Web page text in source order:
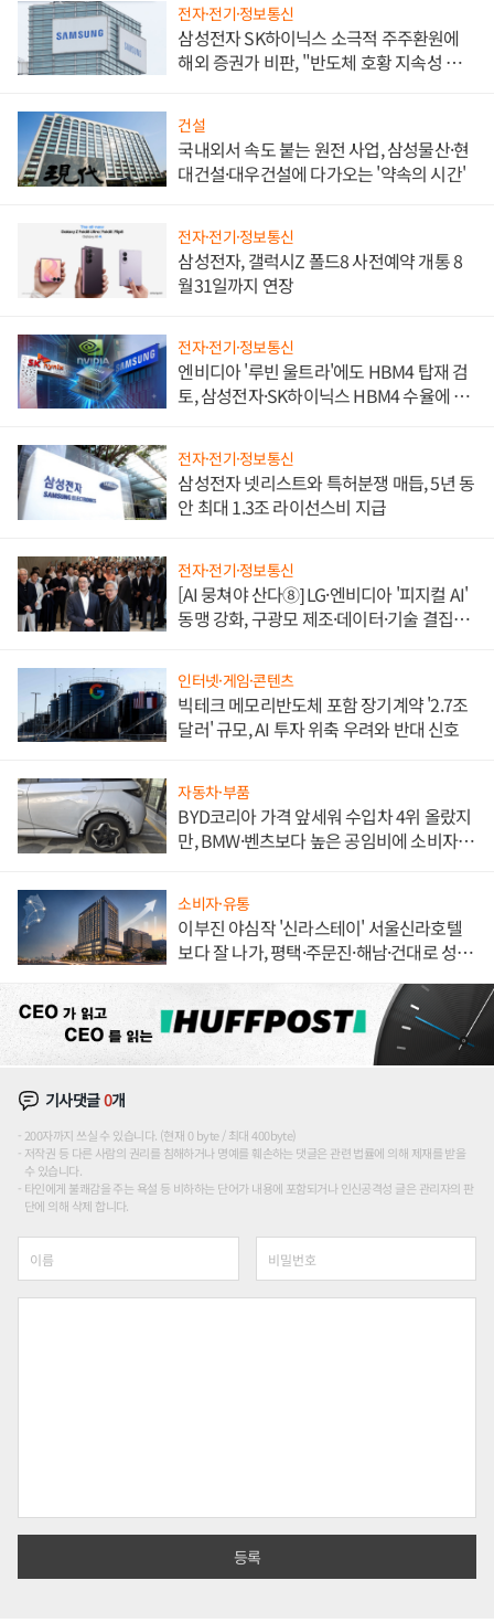
전자·전기·정보통신
삼성전자 SK하이닉스 소극적 주주환원에
해외 증권가 비판, "반도체 호황 지속성 의
건설
국내외서 속도 붙는 원전 사업, 삼성물산·현
대건설·대우건설에 다가오는 '약속의 시간'
전자·전기·정보통신
삼성전자, 갤럭시Z 폴드8 사전예약 개통 8
월31일까지 연장
전자·전기·정보통신
엔비디아 '루빈 울트라'에도 HBM4 탑재 검
토, 삼성전자·SK하이닉스 HBM4 수율에 주
전자·전기·정보통신
삼성전자 넷리스트와 특허분쟁 매듭, 5년 동
안 최대 1.3조 라이선스비 지급
전자·전기·정보통신
[AI 뭉쳐야 산다⑧] LG·엔비디아 '피지컬 AI'
동맹 강화, 구광모 제조·데이터·기술 결집
인터넷·게임·콘텐츠
빅테크 메모리반도체 포함 장기계약 '2.7조
달러' 규모, AI 투자 위축 우려와 반대 신호
자동차·부품
BYD코리아 가격 앞세워 수입차 4위 올랐지
만, BMW·벤츠보다 높은 공임비에 소비자
소비자·유통
이부진 야심작 '신라스테이' 서울신라호텔
보다 잘 나가, 평택·주문진·해남·건대로 성
기사댓글0개
200자까지 쓰실 수 있습니다. (현재 0 byte / 최대 400byte)
저작권 등 다른 사람의 권리를 침해하거나 명예를 훼손하는 댓글은 관련 법률에 의해 제재를 받을
수 있습니다.
타인에게 불쾌감을 주는 욕설 등 비하하는 단어가 내용에 포함되거나 인신공격성 글은 관리자의 판
단에 의해 삭제 합니다.